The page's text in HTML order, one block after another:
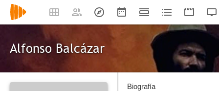
Alfonso Balcázar
Biografía